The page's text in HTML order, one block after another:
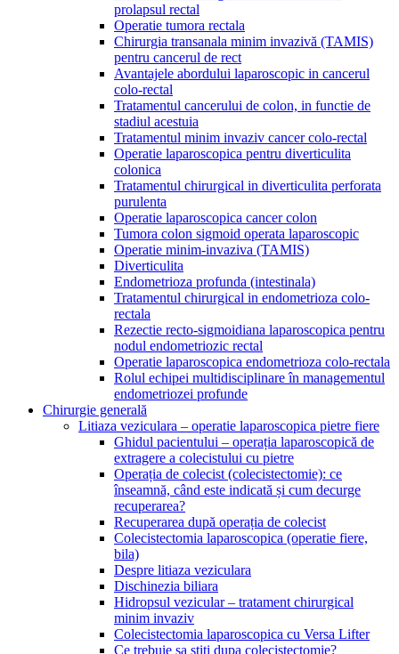
prolapsul rectal
Operatie tumora rectala
Chirurgia transanala minim invazivă (TAMIS)
pentru cancerul de rect
Avantajele abordului laparoscopic in cancerul
colo-rectal
Tratamentul cancerului de colon, in functie de
stadiul acestuia
Tratamentul minim invaziv cancer colo-rectal
Operatie laparoscopica pentru diverticulita
colonica
Tratamentul chirurgical in diverticulita perforata
purulenta
Operatie laparoscopica cancer colon
Tumora colon sigmoid operata laparoscopic
Operatie minim-invaziva (TAMIS)
Diverticulita
Endometrioza profunda (intestinala)
Tratamentul chirurgical in endometrioza colo-
rectala
Rezectie recto-sigmoidiana laparoscopica pentru
nodul endometriozic rectal
Operatie laparoscopica endometrioza colo-rectala
Rolul echipei multidisciplinare în managementul
endometriozei profunde
Chirurgie generală
Litiaza veziculara – operatie laparoscopica pietre fiere
Ghidul pacientului – operația laparoscopică de
extragere a colecistului cu pietre
Operația de colecist (colecistectomie): ce
înseamnă, când este indicată și cum decurge
recuperarea?
Recuperarea după operația de colecist
Colecistectomia laparoscopica (operatie fiere,
bila)
Despre litiaza veziculara
Dischinezia biliara
Hidropsul vezicular – tratament chirurgical
minim invaziv
Colecistectomia laparoscopica cu Versa Lifter
Ce trebuie sa stiti dupa colecistectomie?